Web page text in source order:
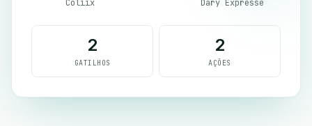
Coliix Dary Expresse
2
GATILHOS
2
AÇÕES